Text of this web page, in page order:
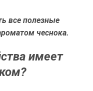
все полезные
чеснока.
имеет